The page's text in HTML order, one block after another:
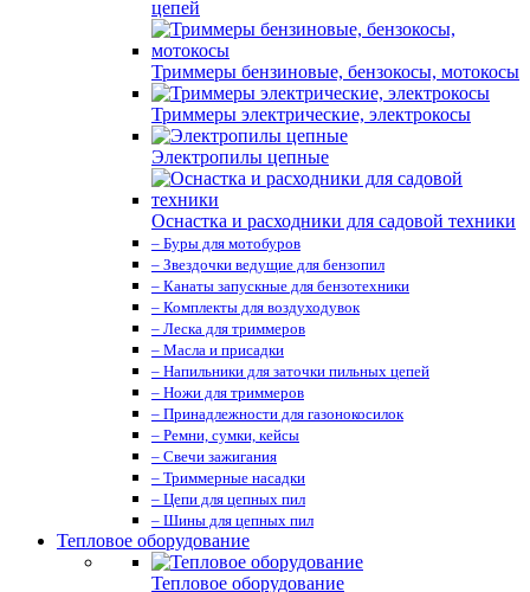
цепей
Триммеры бензиновые, бензокосы, мотокосы
Триммеры электрические, электрокосы
Электропилы цепные
Оснастка и расходники для садовой техники
– Буры для мотобуров
– Звездочки ведущие для бензопил
– Канаты запускные для бензотехники
– Комплекты для воздуходувок
– Леска для триммеров
– Масла и присадки
– Напильники для заточки пильных цепей
– Ножи для триммеров
– Принадлежности для газонокосилок
– Ремни, сумки, кейсы
– Свечи зажигания
– Триммерные насадки
– Цепи для цепных пил
– Шины для цепных пил
Тепловое оборудование
Тепловое оборудование